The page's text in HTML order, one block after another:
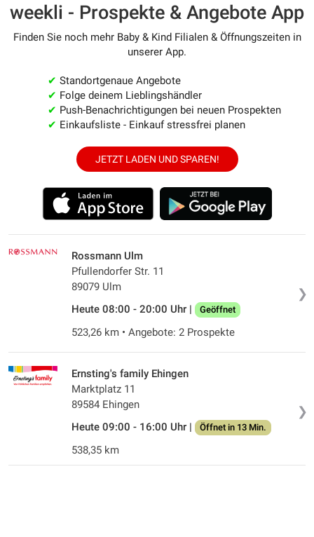
weekli - Prospekte & Angebote App
Finden Sie noch mehr Baby & Kind Filialen & Öffnungszeiten in
unserer App.
✔ Standortgenaue Angebote
✔ Folge deinem Lieblingshändler
✔ Push-Benachrichtigungen bei neuen Prospekten
✔ Einkaufsliste - Einkauf stressfrei planen
JETZT LADEN UND SPAREN!
❯
Rossmann Ulm
Pfullendorfer Str. 11
89079 Ulm
Heute 08:00 - 20:00 Uhr |
Geöffnet
523,26 km • Angebote: 2 Prospekte
❯
Ernsting's family Ehingen
Marktplatz 11
89584 Ehingen
Heute 09:00 - 16:00 Uhr |
Öffnet in 13 Min.
538,35 km